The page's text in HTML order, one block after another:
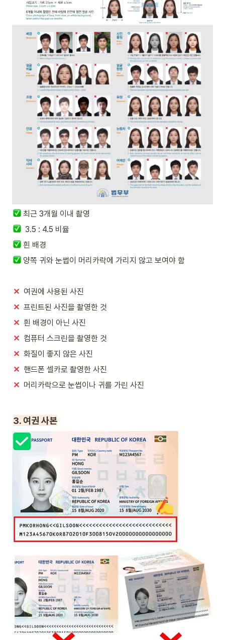
최근 3개월 이내 촬영
  3.5 : 4.5 비율
흰 배경
양쪽 귀와 눈썹이 머리카락에 가리지 않고 보여야 함
✕ 여권에 사용된 사진
✕ 프린트된 사진을 촬영한 것
✕ 흰 배경이 아닌 사진
✕ 컴퓨터 스크린을 촬영한 것
✕ 화질이 좋지 않은 사진
✕ 핸드폰 셀카로 촬영한 사진
✕ 머리카락으로 눈썹이나 귀를 가린 사진
3. 여권 사본